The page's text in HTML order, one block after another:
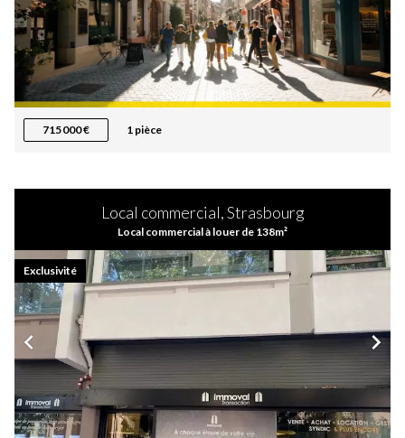
715 000 € 1 pièce
Local commercial, Strasbourg
Local commercial à louer de 138m²
Exclusivité